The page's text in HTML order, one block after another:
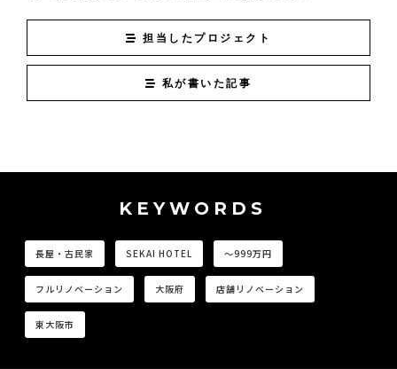
担当したプロジェクト
私が書いた記事
KEYWORDS
長屋・古民家 SEKAI HOTEL 〜999万円
フルリノベーション 大阪府 店舗リノベーション
東大阪市